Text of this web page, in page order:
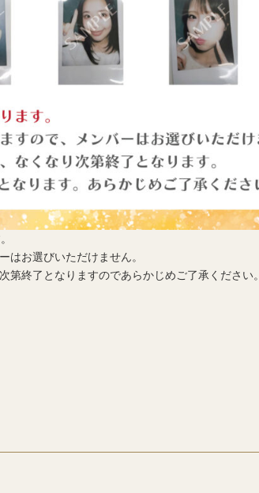
お選びいただけません。
終了となりますのであらかじめご了承ください。